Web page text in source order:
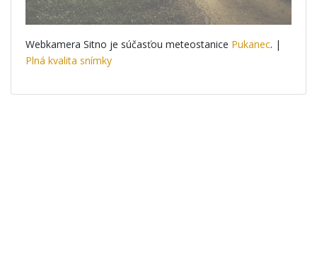
Webkamera Sitno je súčasťou meteostanice Pukanec. |
Plná kvalita snímky